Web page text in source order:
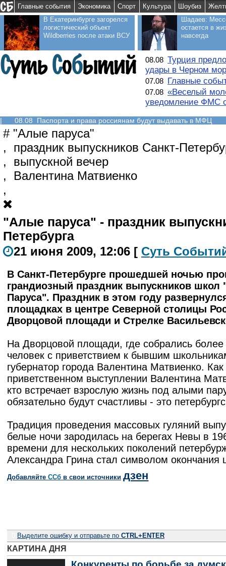
Главные события Экономика Спорт Культура Шоубиз
В Екатеринбурге загорелся
логистический объект
Wildberries после атаки ВСУ
Шадаев:
остается в
навсегда
08.08 Турция
удары в Черном
07.08 Главные
07.08 «Веселый
уведомление ФМС
| 08.08 Паспорта и права россиянам будут выдавать в МФЦ
# "Алые паруса"
, праздник выпускников Санкт-
, выпускной вечер
, Валентина Матвиенко
,
"Алые паруса" - праздник
Петербурга
21 июня 2009, 12:06 [ Суть Соб
В Санкт-Петербурге прошедшей ночью
грандиозный праздник выпускников
Паруса". Праздник в этом году
площадках в центре Северной столицы
Дворцовой площади и Стрелке
На Дворцовой площади, где собрались более
человек с приветствием к бывшим
губернатор города Валентина Матвиенко. Как
приветственном выступлении Валентина
кто встречает взрослую жизнь под алыми
обязательно будут счастливы - это
Традиция проведения массовых гуляний
белые ночи зародилась на берегах Невы в
времени для нескольких поколений
Александра Грина стал символом окончания
Добавляйте CСб в свои источники дзен
Выделите ошибку и отправьте по CTRL+ENTER
КАРТИНА ДНЯ